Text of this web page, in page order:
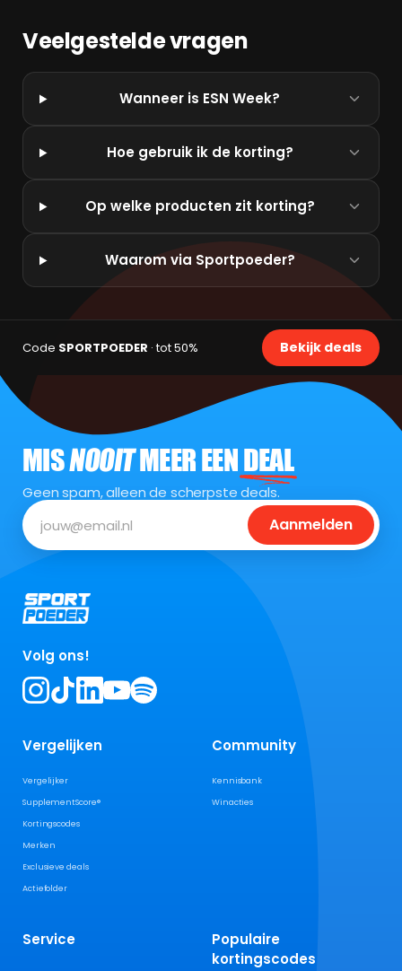
Veelgestelde vragen
Wanneer is ESN Week?
Hoe gebruik ik de korting?
Op welke producten zit korting?
Waarom via Sportpoeder?
Code SPORTPOEDER · tot 50% Bekijk deals
MISNOOITMEER EENDEAL
Geen spam, alleen de scherpste deals.
Aanmelden
Volg ons!
Vergelijken
Vergelijker
SupplementScore®
Kortingscodes
Merken
Exclusieve deals
Actiefolder
Community
Kennisbank
Winacties
Service
Populaire
kortingscodes